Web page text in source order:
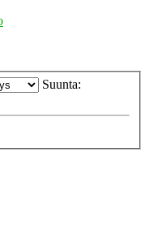
Suunta: